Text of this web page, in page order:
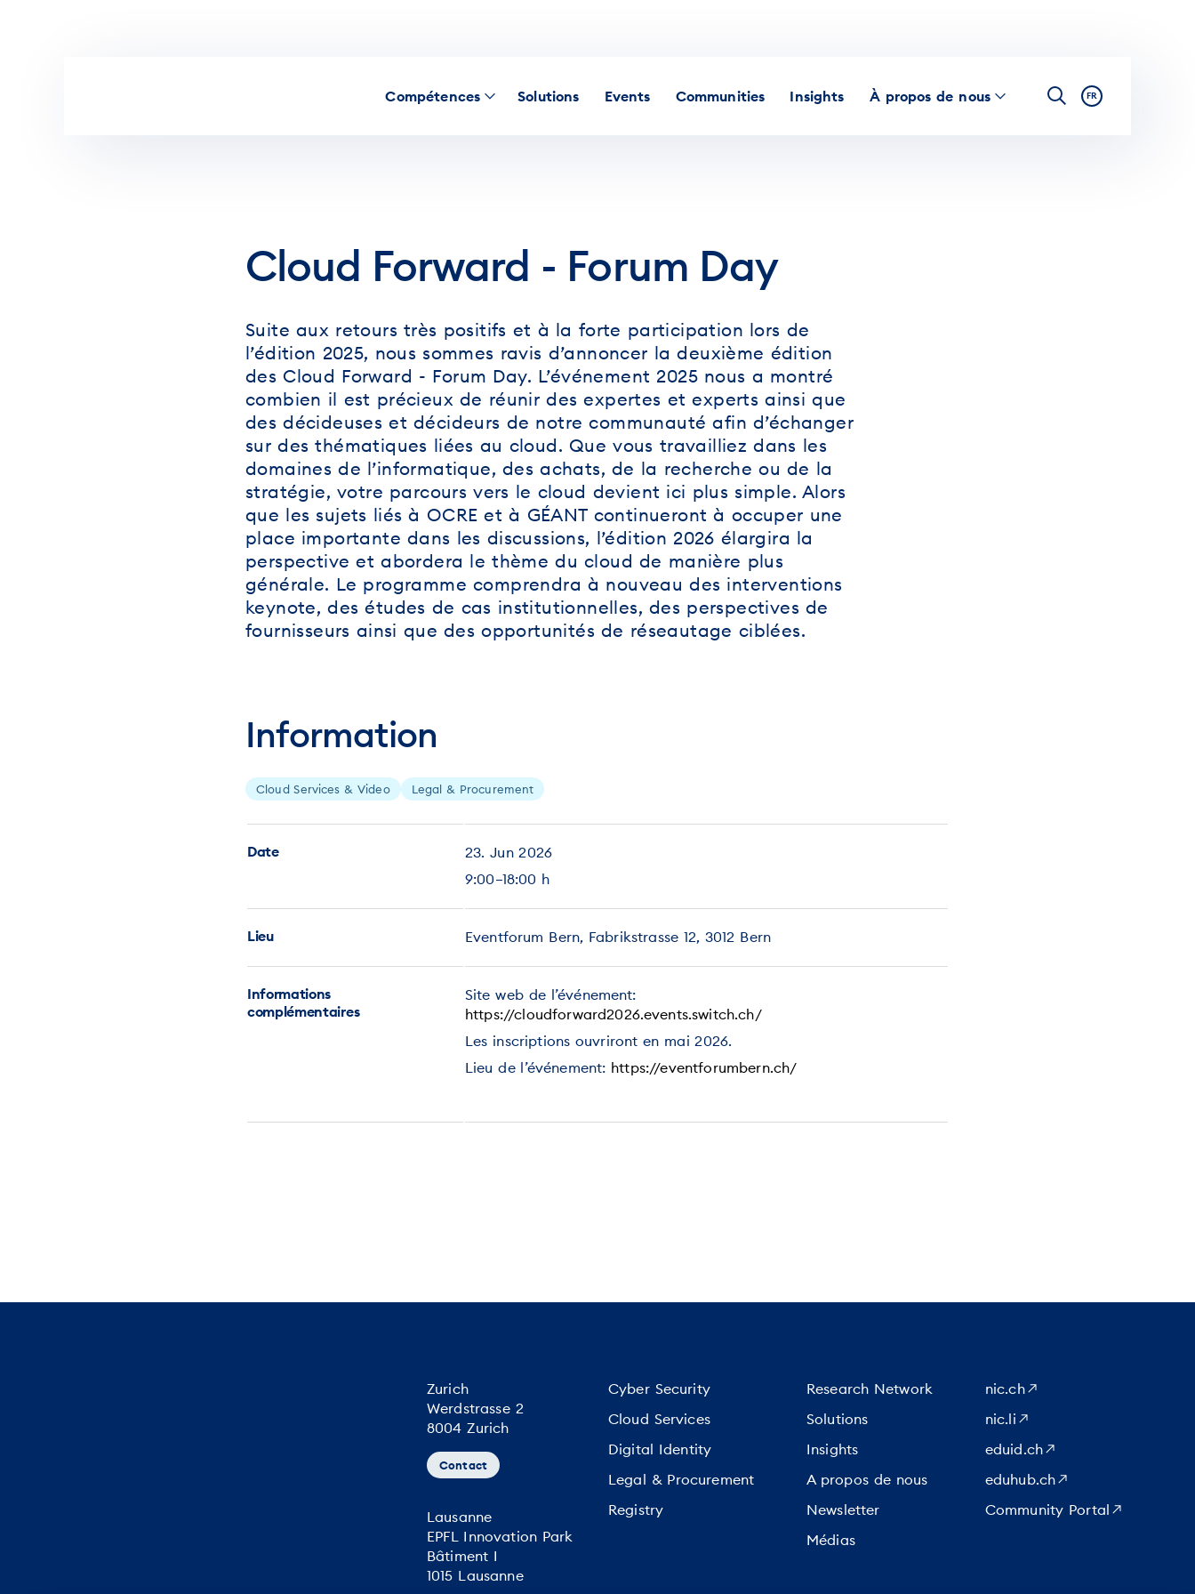
Compétences Solutions Events Communities Insights À propos de nous FR
Cloud Forward - Forum Day
Suite aux retours très positifs et à la forte participation lors de
l’édition 2025, nous sommes ravis d’annoncer la deuxième édition
des Cloud Forward - Forum Day. L’événement 2025 nous a montré
combien il est précieux de réunir des expertes et experts ainsi que
des décideuses et décideurs de notre communauté afin d’échanger
sur des thématiques liées au cloud. Que vous travailliez dans les
domaines de l’informatique, des achats, de la recherche ou de la
stratégie, votre parcours vers le cloud devient ici plus simple. Alors
que les sujets liés à OCRE et à GÉANT continueront à occuper une
place importante dans les discussions, l’édition 2026 élargira la
perspective et abordera le thème du cloud de manière plus
générale. Le programme comprendra à nouveau des interventions
keynote, des études de cas institutionnelles, des perspectives de
fournisseurs ainsi que des opportunités de réseautage ciblées.
Information
Cloud Services & Video Legal & Procurement
Date
23. Jun 2026
9:00–18:00 h
Lieu Eventforum Bern, Fabrikstrasse 12, 3012 Bern
Informations
complémentaires
Site web de l’événement:
https://cloudforward2026.events.switch.ch/
Les inscriptions ouvriront en mai 2026.
Lieu de l’événement: https://eventforumbern.ch/
Zurich
Werdstrasse 2
8004 Zurich
Contact
Lausanne
EPFL Innovation Park
Bâtiment I
1015 Lausanne
Cyber Security
Cloud Services
Digital Identity
Legal & Procurement
Registry
Research Network
Solutions
Insights
A propos de nous
Newsletter
Médias
nic.ch
nic.li
eduid.ch
eduhub.ch
Community Portal